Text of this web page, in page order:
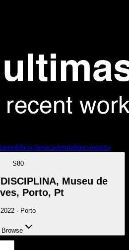
publicaçõesacademiabiocontacto
S80
Museu de
Porto, Pt
2022· Porto
Browse